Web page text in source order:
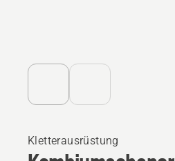
Kletterausrüstung